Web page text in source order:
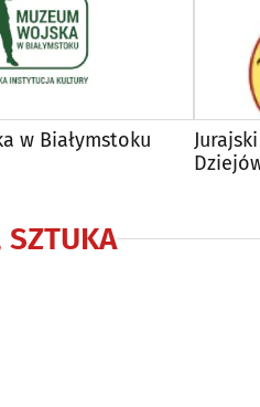
w Białymstoku
SZTUKA